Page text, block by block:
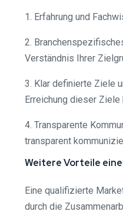
1. Erfahrung und
2.
Verständnis Ihrer
3. Klar definierte Ziele
Erreichung dieser
4. Transparente
transparent
Weitere Vorteile
Eine qualifizierte
durch die